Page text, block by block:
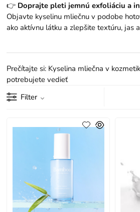
👉 Doprajte pleti jemnú exfoliáciu a
Objavte kyselinu mliečnu v podobe
ako aktívnu látku a zlepšite textúru, jas
Prečítajte si: Kyselina mliečna v
potrebujete vedieť
Filter